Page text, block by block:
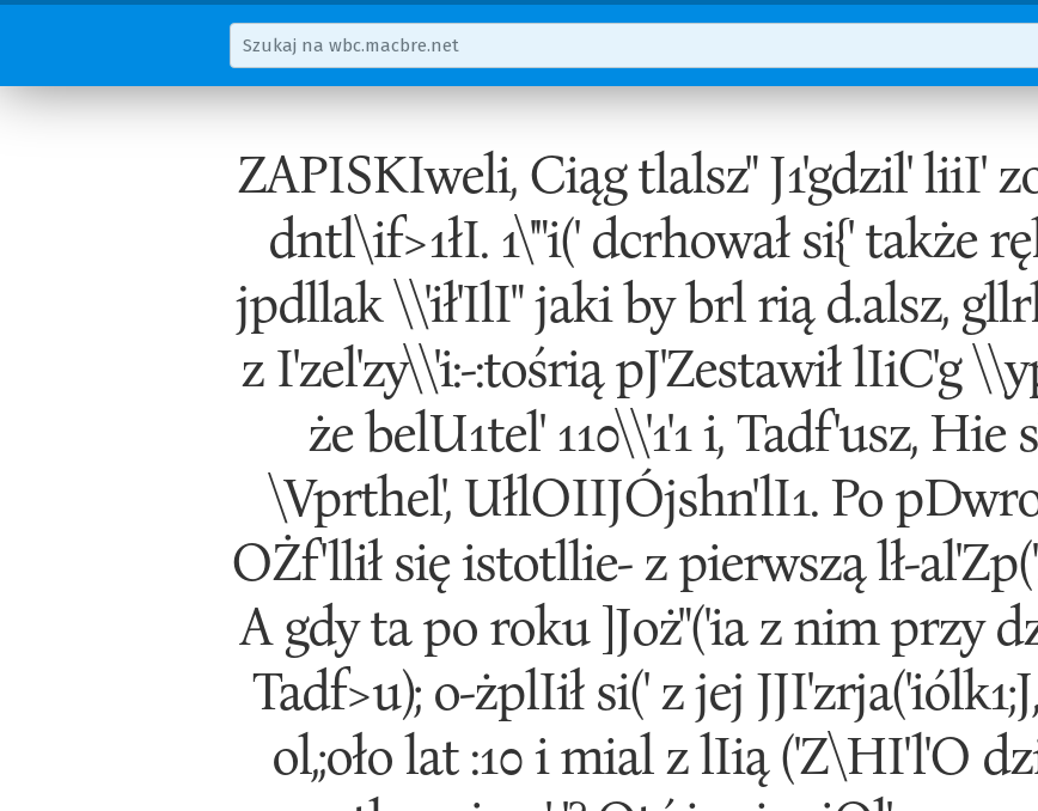
ZAPISKIweli, Ciąg tlalsz" J1'gdzil' liiI'
dntl\if>1łI. 1\'"i(' dcrhował si{' także
jpdllak \\'ił'IlI" jaki by brl rią d.alsz,
z I'zel'zy\\'i:-:tośrią pJ'Zestawił lIiC'g
że belU1tel' 110\\'1'1 i, Tadf'usz, Hie
\Vprthel', UłlOIIJÓjshn'lI1. Po
OŻf'llił się istotllie- z pierwszą lł-
A gdy ta po roku ]Joż"('ia z nim przy
Tadf>u); o-żplIił si(' z jej
ol,;oło lat :10 i mial z lIią ('Z\HI'l'O